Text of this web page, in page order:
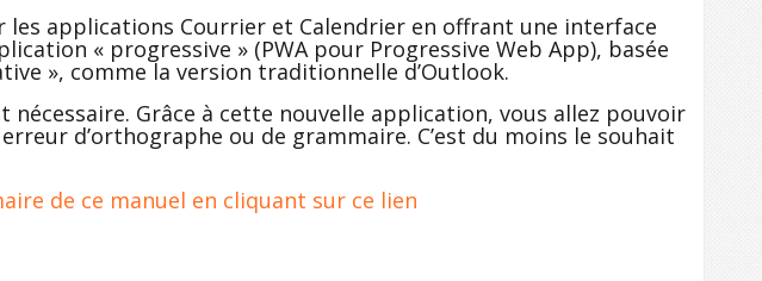
applications Courrier et Calendrier en offrant une interface
« progressive » (PWA pour Progressive Web App), basée
», comme la version traditionnelle d’Outlook.
nécessaire. Grâce à cette nouvelle application, vous allez pouvoir
d’orthographe ou de grammaire. C’est du moins le souhait
de ce manuel en cliquant sur ce lien